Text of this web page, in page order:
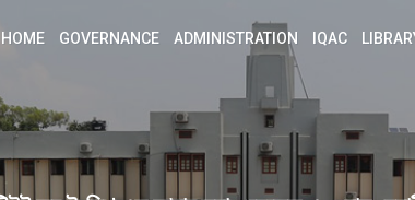
HOME GOVERNANCE ADMINISTRATION IQAC